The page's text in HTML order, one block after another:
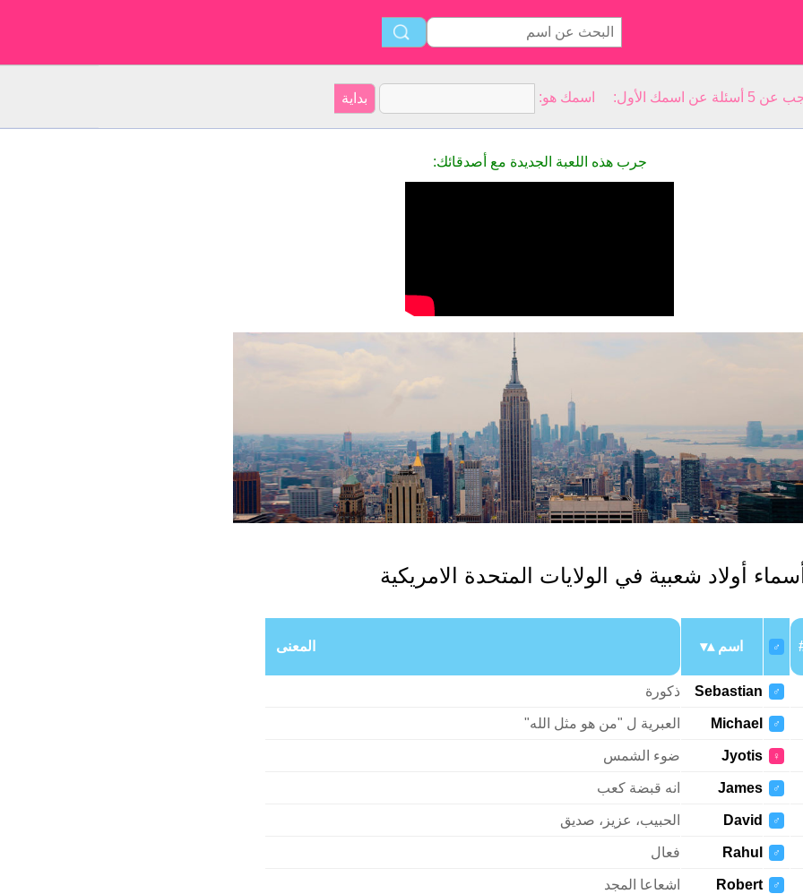
الأول: اسمك هو:
جرب هذه اللعبة الجديدة مع أصدقائك:
أسماء أولاد شعبية في الولايات المتحدة الامريكية
♂ اسم المعنى
♂
Sebastian ذكورة
♂
Michael العبرية ل "من هو مثل الله"
♀
Jyotis ضوء الشمس
♂
James انه قبضة كعب
♂
David الحبيب، عزيز، صديق
♂
Rahul فعال
♂
Robert اشعاعا المجد